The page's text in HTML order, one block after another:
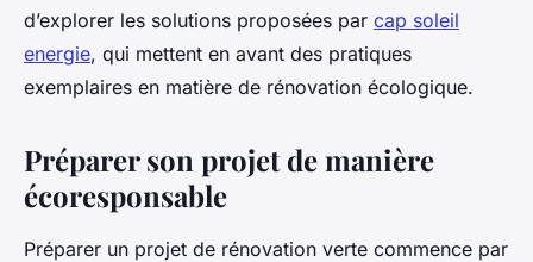
d’explorer les solutions proposées par cap soleil
energie, qui mettent en avant des pratiques
exemplaires en matière de rénovation écologique.
Préparer son projet de manière
écoresponsable
Préparer un projet de rénovation verte commence par